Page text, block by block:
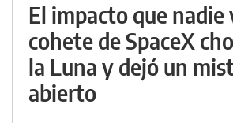
El impacto que nadie
cohete de SpaceX
la Luna y dejó un
abierto